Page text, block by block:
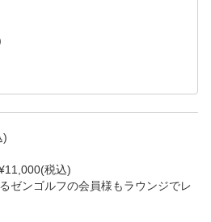
ご案内。
ただきます。
トカード・身分証が必要とな
ます。
ただくため、対象年齢を高校
)
税込)
ゼンゴルフの会員様もラウンジでレ